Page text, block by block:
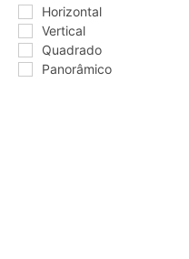
Horizontal
Vertical
Quadrado
Panorâmico